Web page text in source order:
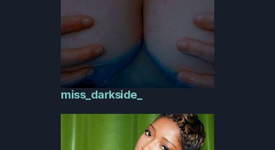
miss_darkside_